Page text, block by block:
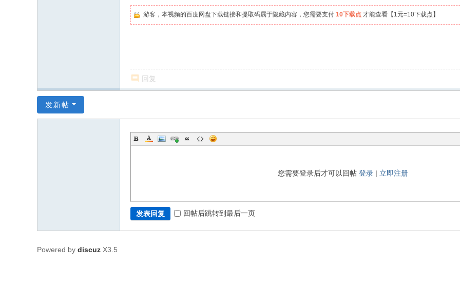
游客，本视频的百度网盘下载链接和提取码属于隐藏内容，您需要支付 10下载点 才能查看【1元=10下载点】
回复
发新帖
您需要登录后才可以回帖 登录| 立即注册
发表回复 回帖后跳转到最后一页
Powered by discuz X3.5